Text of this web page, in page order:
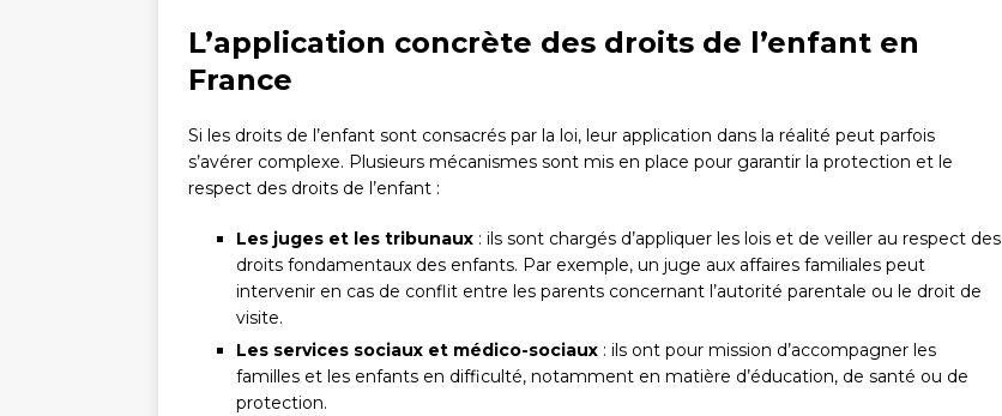
L’application concrète des droits de l’enfant en
France
Si les droits de l’enfant sont consacrés par la loi, leur application dans la réalité peut parfois
s’avérer complexe. Plusieurs mécanismes sont mis en place pour garantir la protection et le
respect des droits de l’enfant :
Les juges et les tribunaux : ils sont chargés d’appliquer les lois et de veiller au respect des
droits fondamentaux des enfants. Par exemple, un juge aux affaires familiales peut
intervenir en cas de conflit entre les parents concernant l’autorité parentale ou le droit de
visite.
Les services sociaux et médico-sociaux : ils ont pour mission d’accompagner les
familles et les enfants en difficulté, notamment en matière d’éducation, de santé ou de
protection.